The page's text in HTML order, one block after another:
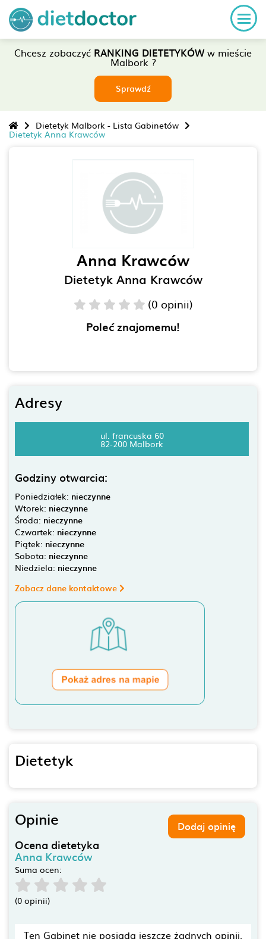
Chcesz zobaczyć RANKING DIETETYKÓWw mieście
Malbork ?
Sprawdź
Dietetyk Malbork - Lista Gabinetów
Dietetyk Anna Krawców
Anna Krawców
Dietetyk Anna Krawców
(0 opinii)
Poleć znajomemu!
Adresy
ul. francuska 60
82-200 Malbork
Godziny otwarcia:
Poniedziałek: nieczynne
Wtorek: nieczynne
Środa: nieczynne
Czwartek: nieczynne
Piątek: nieczynne
Sobota: nieczynne
Niedziela: nieczynne
Zobacz dane kontaktowe
Dietetyk
Opinie Dodaj opinię
Ocena dietetyka
Anna Krawców
Suma ocen:
(0 opinii)
Ten Gabinet nie posiada jeszcze żadnych opinii.